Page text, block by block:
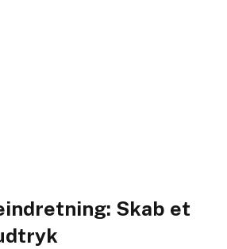
Skab et